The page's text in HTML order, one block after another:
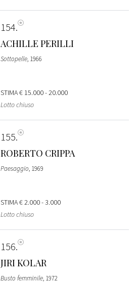
154
ACHILLE PERILLI
Sottopelle, 1966
STIMA€ 15.000 - 20.000
Lotto chiuso
155
ROBERTO CRIPPA
Paesaggio, 1969
STIMA€ 2.000 - 3.000
Lotto chiuso
156
JIRI KOLAR
Busto femminile, 1972